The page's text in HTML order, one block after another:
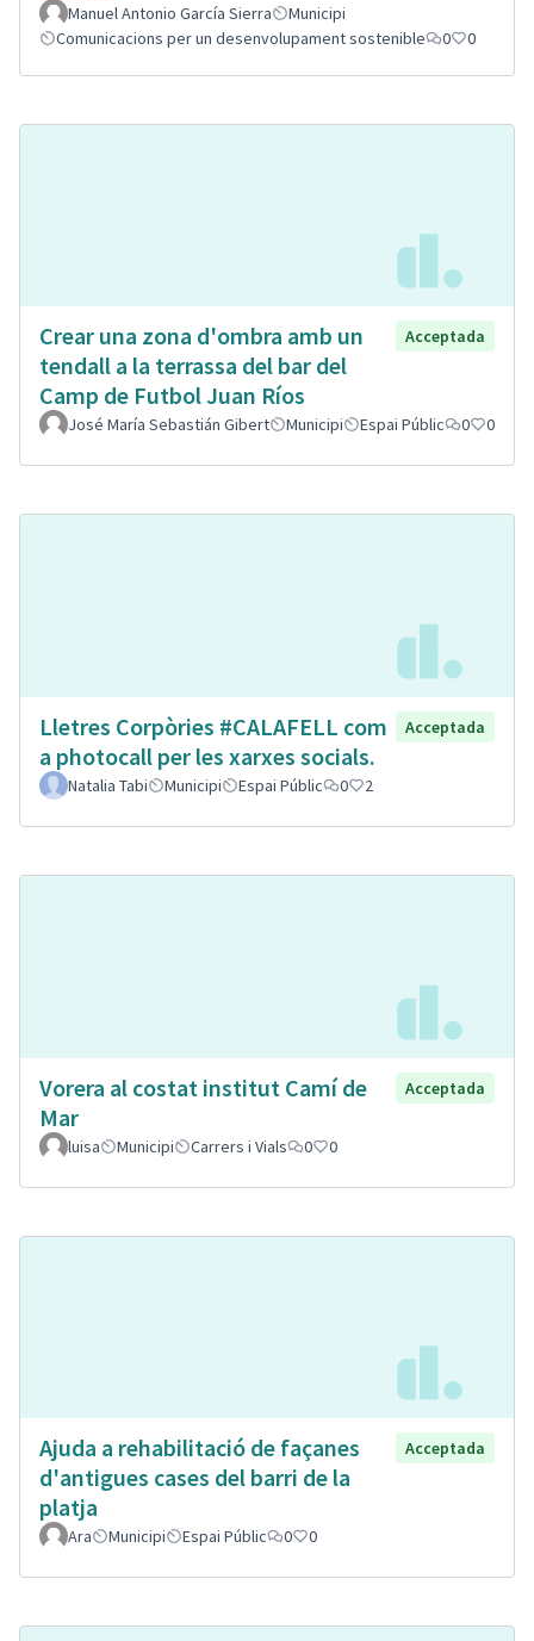
Manuel Antonio García Sierra
Municipi
Comunicacions per un desenvolupament sostenible
0 0
Crear una zona d'ombra amb un
tendall a la terrassa del bar del
Camp de Futbol Juan Ríos
Acceptada
José María Sebastián Gibert Municipi Espai Públic 0 0
Lletres Corpòries #CALAFELL com
a photocall per les xarxes socials.
Acceptada
Natalia Tabi Municipi Espai Públic 0 2
Vorera al costat institut Camí de
Mar
Acceptada
luisa Municipi Carrers i Vials 0 0
Ajuda a rehabilitació de façanes
d'antigues cases del barri de la
platja
Acceptada
Ara Municipi Espai Públic 0 0